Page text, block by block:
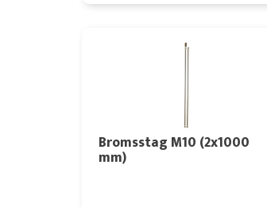
Bromsstag M10 (2x1000
mm)